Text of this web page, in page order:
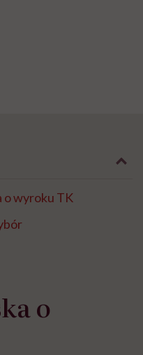
o wyroku TK
o